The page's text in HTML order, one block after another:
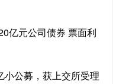
亿元公司债券 票面利
公募，获上交所受理